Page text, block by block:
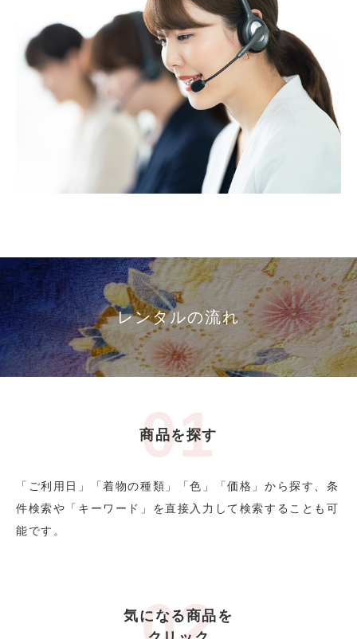
レンタルの流れ
商品を探す
「ご利用日」「着物の種類」「色」「価格」から探す、条
件検索や「キーワード」を直接入力して検索することも可
能です。
気になる商品を